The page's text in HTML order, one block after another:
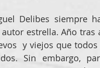
Delibes siempre
estrella. Año tras
y viejos que
Sin embargo,